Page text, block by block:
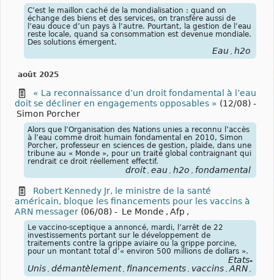
C’est le maillon caché de la mondialisation : quand on
échange des biens et des services, on transfère aussi de
l’eau douce d’un pays à l’autre. Pourtant, la gestion de l’eau
reste locale, quand sa consommation est devenue mondiale.
Des solutions émergent.
Eau h2o
août 2025
« La reconnaissance d’un droit fondamental à l’eau
doit se décliner en engagements opposables » (12/08) -
Simon Porcher
Alors que l’Organisation des Nations unies a reconnu l’accès
à l’eau comme droit humain fondamental en 2010, Simon
Porcher, professeur en sciences de gestion, plaide, dans une
tribune au « Monde », pour un traité global contraignant qui
rendrait ce droit réellement effectif.
droit , eau , h2o , fondamental
Robert Kennedy Jr, le ministre de la santé
américain, bloque les financements pour les vaccins à
ARN messager (06/08) - Le Monde , Afp ,
Le vaccino-sceptique a annoncé, mardi, l’arrêt de 22
investissements portant sur le développement de
traitements contre la grippe aviaire ou la grippe porcine,
pour un montant total d’« environ 500 millions de dollars ».
États-
Unis , démantèlement , financements , vaccins , ARN ,